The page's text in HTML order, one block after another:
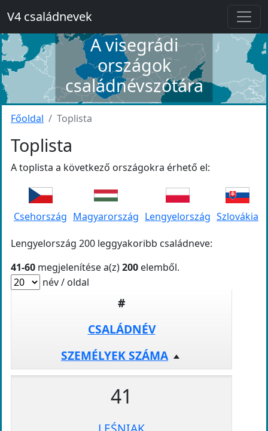
V4 családnevek
A visegrádi
országok
családnévszótára
Főoldal Toplista
Toplista
A toplista a következő országokra érhető el:
Csehország Magyarország Lengyelország Szlovákia
Lengyelország 200 leggyakoribb családneve:
41-60 megjelenítése a(z)200 elemből.
név / oldal
#
CSALÁDNÉV
SZEMÉLYEK SZÁMA
41